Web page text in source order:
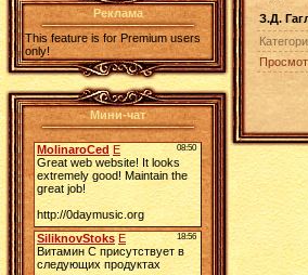
Реклама
This feature is for Premium users
only!
Мини-чат
З.Д.